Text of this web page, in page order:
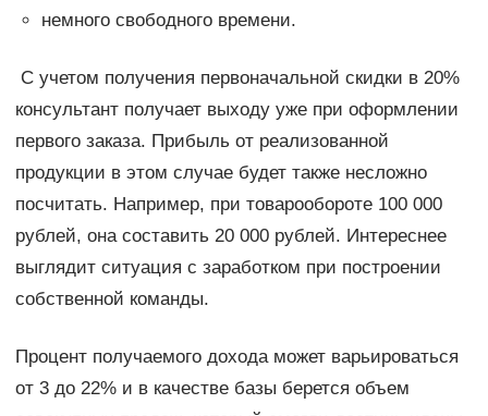
немного свободного времени.
С учетом получения первоначальной скидки в 20%
консультант получает выходу уже при оформлении
первого заказа. Прибыль от реализованной
продукции в этом случае будет также несложно
посчитать. Например, при товарообороте 100 000
рублей, она составить 20 000 рублей. Интереснее
выглядит ситуация с заработком при построении
собственной команды.
Процент получаемого дохода может варьироваться
от 3 до 22% и в качестве базы берется объем